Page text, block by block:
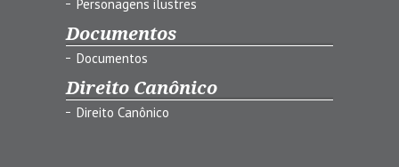
Personagens ilustres
Documentos
Documentos
Direito Canônico
Direito Canônico